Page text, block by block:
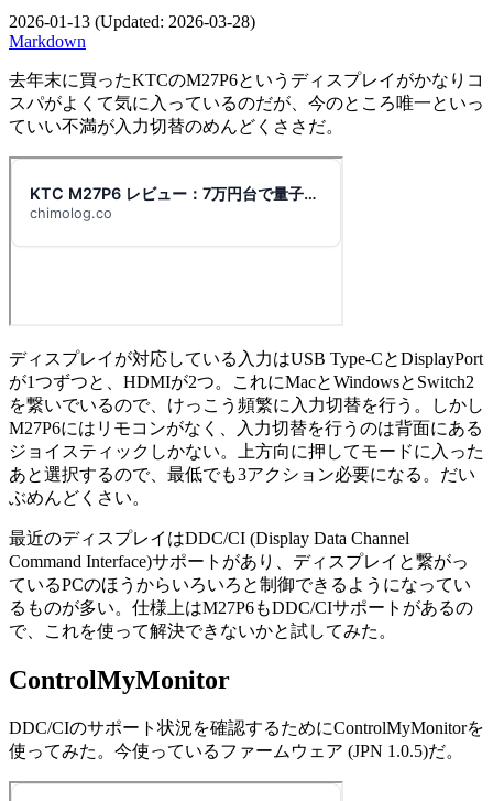
2026-01-13 (Updated: 2026-03-28)
Markdown
去年末に買ったKTCのM27P6というディスプレイがかなりコ
スパがよくて気に入っているのだが、今のところ唯一といっ
ていい不満が入力切替のめんどくささだ。
ディスプレイが対応している入力はUSB Type-CとDisplayPort
が1つずつと、HDMIが2つ。これにMacとWindowsとSwitch2
を繋いでいるので、けっこう頻繁に入力切替を行う。しかし
M27P6にはリモコンがなく、入力切替を行うのは背面にある
ジョイスティックしかない。上方向に押してモードに入った
あと選択するので、最低でも3アクション必要になる。だい
ぶめんどくさい。
最近のディスプレイはDDC/CI (Display Data Channel
Command Interface)サポートがあり、ディスプレイと繋がっ
ているPCのほうからいろいろと制御できるようになってい
るものが多い。仕様上はM27P6もDDC/CIサポートがあるの
で、これを使って解決できないかと試してみた。
ControlMyMonitor
DDC/CIのサポート状況を確認するためにControlMyMonitorを
使ってみた。今使っているファームウェア (JPN 1.0.5)だ。